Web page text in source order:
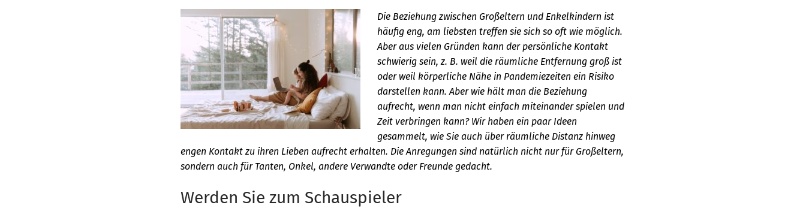
Die Beziehung zwischen Großeltern und Enkelkindern ist
häufig eng, am liebsten treffen sie sich so oft wie möglich.
Aber aus vielen Gründen kann der persönliche Kontakt
schwierig sein, z. B. weil die räumliche Entfernung groß ist
oder weil körperliche Nähe in Pandemiezeiten ein Risiko
darstellen kann. Aber wie hält man die Beziehung
aufrecht, wenn man nicht einfach miteinander spielen und
Zeit verbringen kann? Wir haben ein paar Ideen
gesammelt, wie Sie auch über räumliche Distanz hinweg
engen Kontakt zu ihren Lieben aufrecht erhalten. Die Anregungen sind natürlich nicht nur für Großeltern,
sondern auch für Tanten, Onkel, andere Verwandte oder Freunde gedacht.
Werden Sie zum Schauspieler